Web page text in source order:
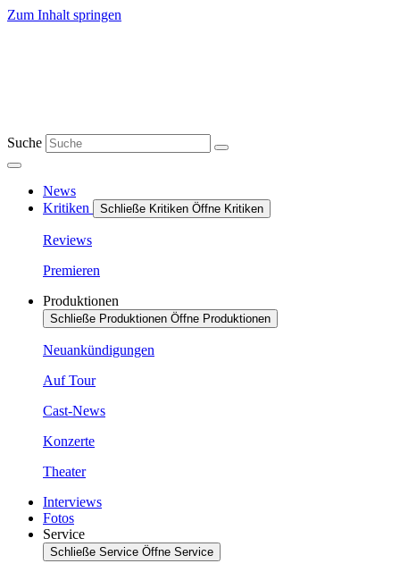
Zum Inhalt springen
Suche
News
Kritiken
Schließe Kritiken Öffne Kritiken
Reviews
Premieren
Produktionen
Schließe Produktionen Öffne Produktionen
Neuankündigungen
Auf Tour
Cast-News
Konzerte
Theater
Interviews
Fotos
Service
Schließe Service Öffne Service